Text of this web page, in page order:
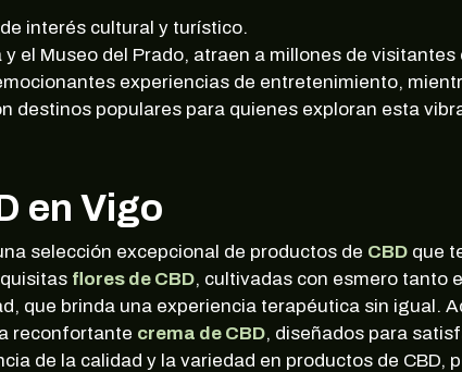
interés cultural y turístico.
el Museo del Prado, atraen a millones de visitantes
experiencias de entretenimiento,
destinos populares para quienes exploran esta
en Vigo
selección excepcional de productos de CBDque
flores de CBD, cultivadas con esmero tanto
que brinda una experiencia terapéutica sin igual.
reconfortante crema de CBD, diseñados para
de la calidad y la variedad en productos de CBD,